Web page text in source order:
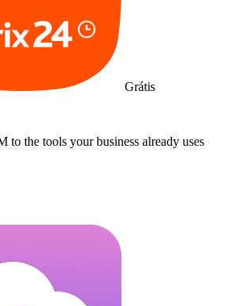
Grátis
to the tools your business already uses